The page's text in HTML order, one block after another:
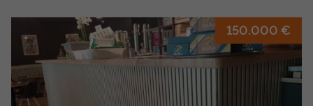
150.000 €